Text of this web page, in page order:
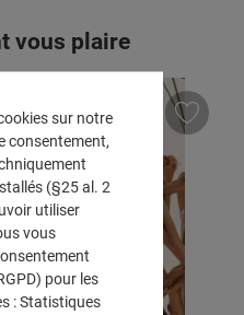
vous plaire
sur notre
consentement,
(§25 al. 2
utiliser
vous
pour les
: Statistiques